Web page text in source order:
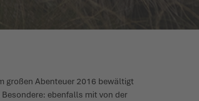
großen Abenteuer 2016 bewältigt
ebenfalls mit von der